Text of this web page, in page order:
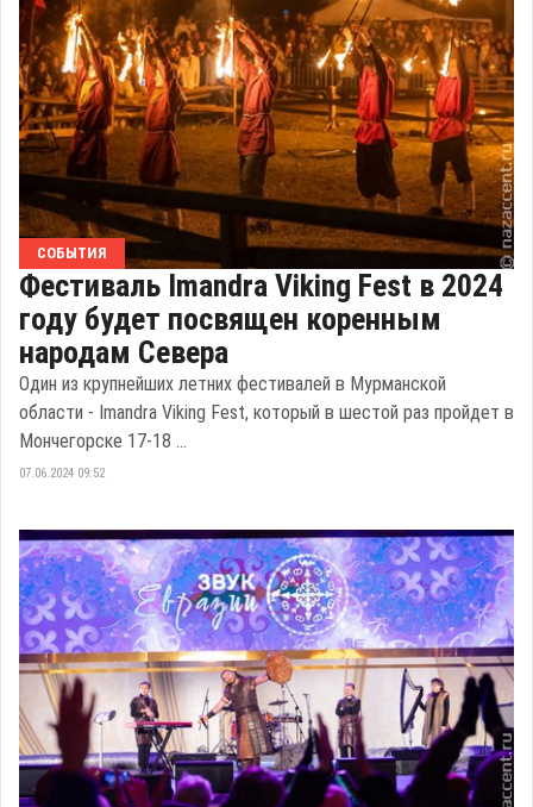
СОБЫТИЯ
Фестиваль Imandra Viking Fest в 2024
году будет посвящен коренным
народам Севера
Один из крупнейших летних фестивалей в Мурманской
области - Imandra Viking Fest, который в шестой раз пройдет в
Мончегорске 17-18 ...
07.06.2024 09:52